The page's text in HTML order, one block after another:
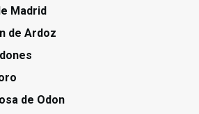
Madrid
de Ardoz
de Odon